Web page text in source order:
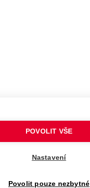
POVOLIT VŠE
Nastavení
Povolit pouze nezbytné